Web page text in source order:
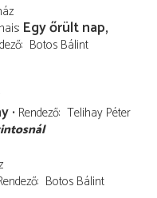
Egy őrült nap,
Botos Bálint
Rendező Telihay Péter
Botos Bálint